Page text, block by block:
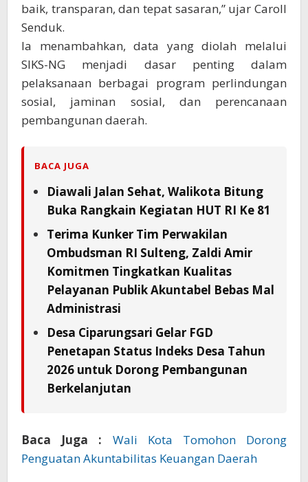
baik, transparan, dan tepat sasaran,” ujar Caroll
Senduk.
Ia menambahkan, data yang diolah melalui
SIKS-NG menjadi dasar penting dalam
pelaksanaan berbagai program perlindungan
sosial, jaminan sosial, dan perencanaan
pembangunan daerah.
BACA JUGA
Diawali Jalan Sehat, Walikota Bitung
Buka Rangkain Kegiatan HUT RI Ke 81
Terima Kunker Tim Perwakilan
Ombudsman RI Sulteng, Zaldi Amir
Komitmen Tingkatkan Kualitas
Pelayanan Publik Akuntabel Bebas Mal
Administrasi
Desa Ciparungsari Gelar FGD
Penetapan Status Indeks Desa Tahun
2026 untuk Dorong Pembangunan
Berkelanjutan
Baca Juga :
Wali Kota Tomohon Dorong
Penguatan Akuntabilitas Keuangan Daerah